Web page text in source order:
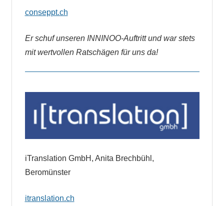
conseppt.ch
Er schuf unseren INNINOO-Auftritt und war stets
mit wertvollen Ratschägen für uns da!
iTranslation GmbH, Anita Brechbühl,
Beromünster
itranslation.ch